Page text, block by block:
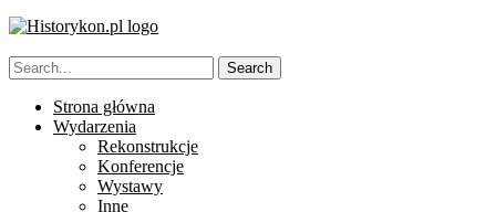
Strona główna
Wydarzenia
Rekonstrukcje
Konferencje
Wystawy
Inne